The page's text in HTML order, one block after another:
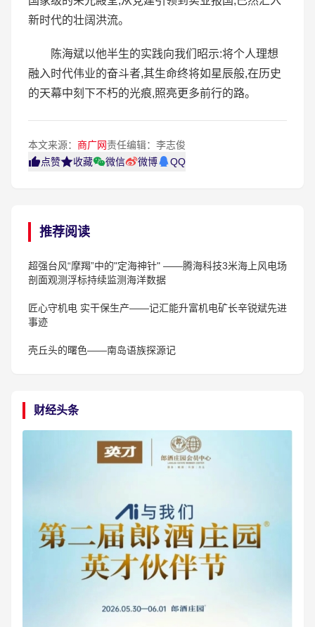
新时代的壮阔洪流。
陈海斌以他半生的实践向我们昭示:将个人理想
融入时代伟业的奋斗者,其生命终将如星辰般,在历史
的天幕中刻下不朽的光痕,照亮更多前行的路。
本文来源： 商广网责任编辑：李志俊
点赞
收藏 微信 微博 QQ
推荐阅读
​超强台风“摩羯”中的"定海神针" ——腾海科技3米海上风电场
剖面观测浮标持续监测海洋数据
匠心守机电 实干保生产——记汇能升富机电矿长辛锐斌先进
事迹
壳丘头的曙色——南岛语族探源记
财经头条